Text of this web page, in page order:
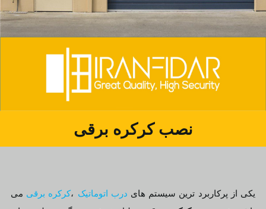
نصب کرکره برقی
یکی از پرکاربرد ترین سیستم های درب اتوماتیک ،کرکره برقی می